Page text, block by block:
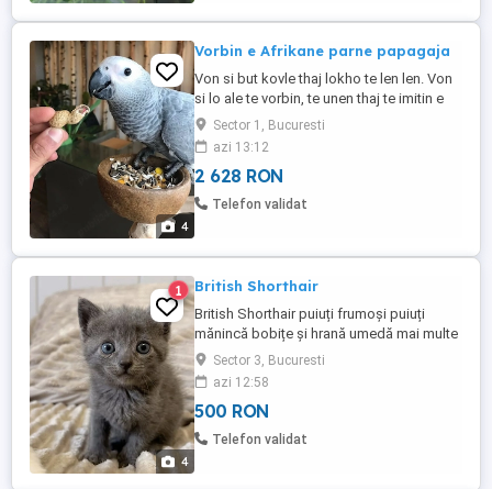
4
Vorbin e Afrikane parne papagaja
Von si but kovle thaj lokho te len len. Von
si lo ale te vorbin, te unen thaj te imitin e
manu en. Von si but ukar thaj lo ale. Naj len
bila he obi aji; von na cirden, na xan, vaj
vareso kasavo.
Sector 1, Bucuresti
azi 13:12
2 628 RON
Telefon validat
4
1 British Shorthair
British Shorthair puiuți frumoși puiuți
mănincă bobițe și hrană umedă mai multe
detalii la telefon.
Sector 3, Bucuresti
azi 12:58
500 RON
Telefon validat